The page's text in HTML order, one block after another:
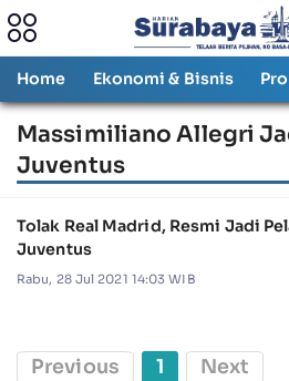
Home Ekonomi & Bisnis
Massimiliano Allegri
Juventus
Tolak Real Madrid, Resmi Jadi
Juventus
Rabu, 28 Jul 2021 14:03 WIB
Previous 1 Next